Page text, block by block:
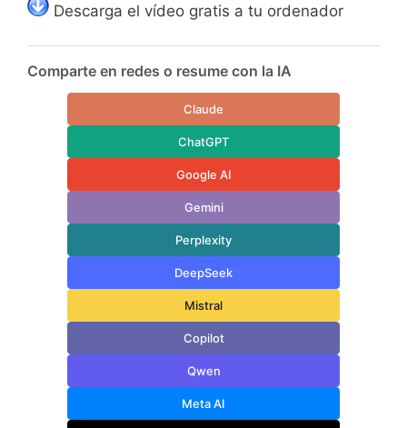
Descarga el vídeo gratis a tu ordenador
Comparte en redes o resume con la IA
Claude
ChatGPT
Google AI
Gemini
Perplexity
DeepSeek
Mistral
Copilot
Qwen
Meta AI